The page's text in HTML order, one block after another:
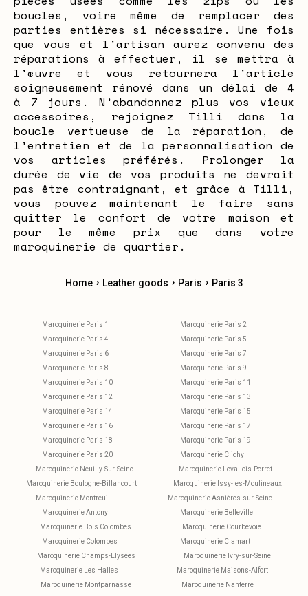
boucles, voire même de remplacer des
parties entières si nécessaire. Une fois
que vous et l'artisan aurez convenu des
réparations à effectuer, il se mettra à
l'œuvre et vous retournera l'article
soigneusement rénové dans un délai de 4
à 7 jours. N'abandonnez plus vos vieux
accessoires, rejoignez Tilli dans la
boucle vertueuse de la réparation, de
l'entretien et de la personnalisation de
vos articles préférés. Prolonger la
durée de vie de vos produits ne devrait
pas être contraignant, et grâce à Tilli,
vous pouvez maintenant le faire sans
quitter le confort de votre maison et
pour le même prix que dans votre
maroquinerie de quartier.
Home › Leather goods › Paris › Paris 3
Maroquinerie Paris 1
Maroquinerie Paris 2
Maroquinerie Paris 4
Maroquinerie Paris 5
Maroquinerie Paris 6
Maroquinerie Paris 7
Maroquinerie Paris 8
Maroquinerie Paris 9
Maroquinerie Paris 10
Maroquinerie Paris 11
Maroquinerie Paris 12
Maroquinerie Paris 13
Maroquinerie Paris 14
Maroquinerie Paris 15
Maroquinerie Paris 16
Maroquinerie Paris 17
Maroquinerie Paris 18
Maroquinerie Paris 19
Maroquinerie Paris 20
Maroquinerie Clichy
Maroquinerie Neuilly-Sur-Seine
Maroquinerie Levallois-Perret
Maroquinerie Boulogne-Billancourt
Maroquinerie Issy-les-Moulineaux
Maroquinerie Montreuil
Maroquinerie Asnières-sur-Seine
Maroquinerie Antony
Maroquinerie Belleville
Maroquinerie Bois Colombes
Maroquinerie Courbevoie
Maroquinerie Colombes
Maroquinerie Clamart
Maroquinerie Champs-Elysées
Maroquinerie Ivry-sur-Seine
Maroquinerie Les Halles
Maroquinerie Maisons-Alfort
Maroquinerie Montparnasse
Maroquinerie Nanterre